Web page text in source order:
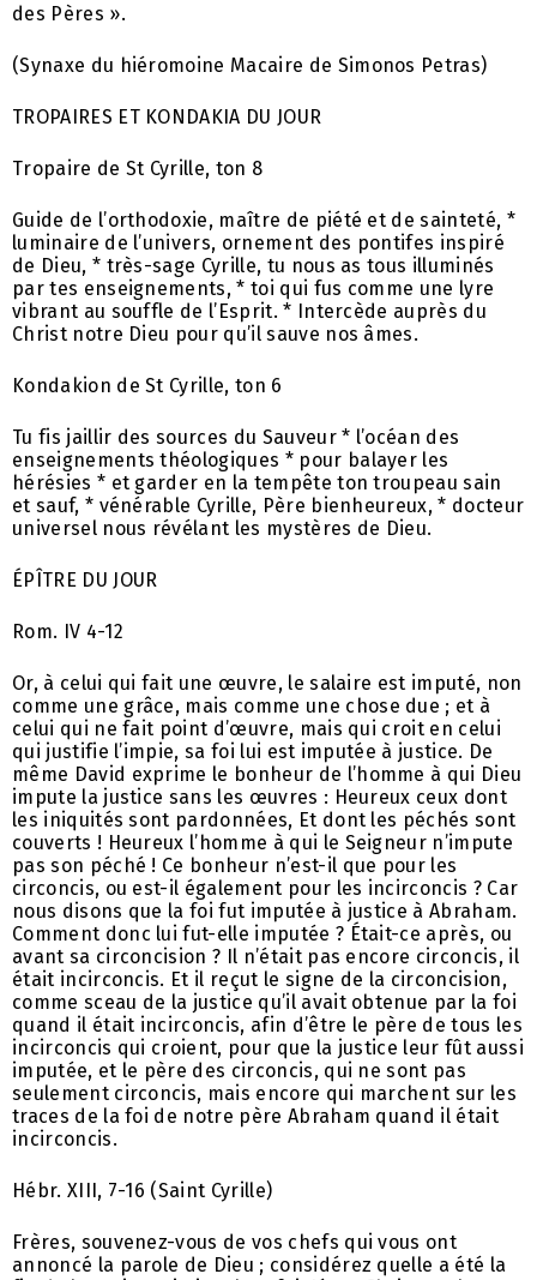
des Pères ».
(Synaxe du hiéromoine Macaire de Simonos Petras)
TROPAIRES ET KONDAKIA DU JOUR
Tropaire de St Cyrille, ton 8
Guide de l’orthodoxie, maître de piété et de sainteté, *
luminaire de l’univers, ornement des pontifes inspiré
de Dieu, * très-sage Cyrille, tu nous as tous illuminés
par tes enseignements, * toi qui fus comme une lyre
vibrant au souffle de l’Esprit. * Intercède auprès du
Christ notre Dieu pour qu’il sauve nos âmes.
Kondakion de St Cyrille, ton 6
Tu fis jaillir des sources du Sauveur * l’océan des
enseignements théologiques * pour balayer les
hérésies * et garder en la tempête ton troupeau sain
et sauf, * vénérable Cyrille, Père bienheureux, * docteur
universel nous révélant les mystères de Dieu.
ÉPÎTRE DU JOUR
Rom. IV 4-12
Or, à celui qui fait une œuvre, le salaire est imputé, non
comme une grâce, mais comme une chose due ; et à
celui qui ne fait point d’œuvre, mais qui croit en celui
qui justifie l’impie, sa foi lui est imputée à justice. De
même David exprime le bonheur de l’homme à qui Dieu
impute la justice sans les œuvres : Heureux ceux dont
les iniquités sont pardonnées, Et dont les péchés sont
couverts ! Heureux l’homme à qui le Seigneur n’impute
pas son péché ! Ce bonheur n’est-il que pour les
circoncis, ou est-il également pour les incirconcis ? Car
nous disons que la foi fut imputée à justice à Abraham.
Comment donc lui fut-elle imputée ? Était-ce après, ou
avant sa circoncision ? Il n’était pas encore circoncis, il
était incirconcis. Et il reçut le signe de la circoncision,
comme sceau de la justice qu’il avait obtenue par la foi
quand il était incirconcis, afin d’être le père de tous les
incirconcis qui croient, pour que la justice leur fût aussi
imputée, et le père des circoncis, qui ne sont pas
seulement circoncis, mais encore qui marchent sur les
traces de la foi de notre père Abraham quand il était
incirconcis.
Hébr. XIII, 7-16 (Saint Cyrille)
Frères, souvenez-vous de vos chefs qui vous ont
annoncé la parole de Dieu ; considérez quelle a été la